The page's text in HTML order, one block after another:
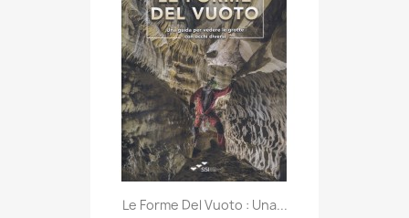
Le Forme Del Vuoto : Una...